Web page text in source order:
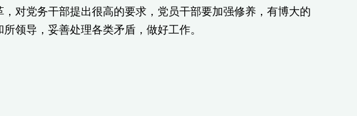
对党务干部提出很高的要求，党员干部要加强修养，有博大的
领导，妥善处理各类矛盾，做好工作。